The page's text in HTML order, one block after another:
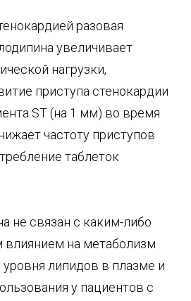
разовая
увеличивает
нагрузки,
приступа стенокардии
ST (на 1 мм) во время
частоту приступов
таблеток
не связан с каким-либо
влиянием на метаболизм
липидов в плазме и
у пациентов с